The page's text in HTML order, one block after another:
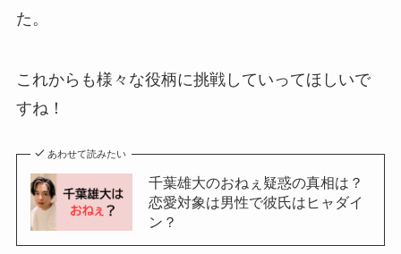
た。
これからも様々な役柄に挑戦していってほしいで
すね！
あわせて読みたい
千葉雄大のおねぇ疑惑の真相は？
恋愛対象は男性で彼氏はヒャダイ
ン？